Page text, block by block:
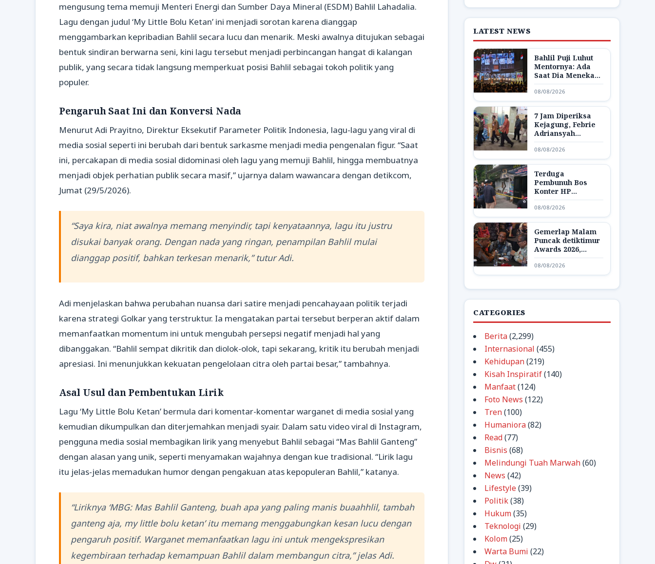
mengusung tema memuji Menteri Energi dan Sumber Daya Mineral (ESDM) Bahlil Lahadalia.
Lagu dengan judul ‘My Little Bolu Ketan’ ini menjadi sorotan karena dianggap
menggambarkan kepribadian Bahlil secara lucu dan menarik. Meski awalnya ditujukan sebagai
bentuk sindiran berwarna seni, kini lagu tersebut menjadi perbincangan hangat di kalangan
publik, yang secara tidak langsung memperkuat posisi Bahlil sebagai tokoh politik yang
populer.
Pengaruh Saat Ini dan Konversi Nada
Menurut Adi Prayitno, Direktur Eksekutif Parameter Politik Indonesia, lagu-lagu yang viral di
media sosial seperti ini berubah dari bentuk sarkasme menjadi media pengenalan figur. “Saat
ini, percakapan di media sosial didominasi oleh lagu yang memuji Bahlil, hingga membuatnya
menjadi objek perhatian publik secara masif,” ujarnya dalam wawancara dengan detikcom,
Jumat (29/5/2026).
“Saya kira, niat awalnya memang menyindir, tapi kenyataannya, lagu itu justru
disukai banyak orang. Dengan nada yang ringan, penampilan Bahlil mulai
dianggap positif, bahkan terkesan menarik,” tutur Adi.
Adi menjelaskan bahwa perubahan nuansa dari satire menjadi pencahayaan politik terjadi
karena strategi Golkar yang terstruktur. Ia mengatakan partai tersebut berperan aktif dalam
memanfaatkan momentum ini untuk mengubah persepsi negatif menjadi hal yang
dibanggakan. “Bahlil sempat dikritik dan diolok-olok, tapi sekarang, kritik itu berubah menjadi
apresiasi. Ini menunjukkan kekuatan pengelolaan citra oleh partai besar,” tambahnya.
Asal Usul dan Pembentukan Lirik
Lagu ‘My Little Bolu Ketan’ bermula dari komentar-komentar warganet di media sosial yang
kemudian dikumpulkan dan diterjemahkan menjadi syair. Dalam satu video viral di Instagram,
pengguna media sosial membagikan lirik yang menyebut Bahlil sebagai “Mas Bahlil Ganteng”
dengan alasan yang unik, seperti menyamakan wajahnya dengan kue tradisional. “Lirik lagu
itu jelas-jelas memadukan humor dengan pengakuan atas kepopuleran Bahlil,” katanya.
“Liriknya ‘MBG: Mas Bahlil Ganteng, buah apa yang paling manis buaahhlil, tambah
ganteng aja, my little bolu ketan’ itu memang menggabungkan kesan lucu dengan
pengaruh positif. Warganet memanfaatkan lagu ini untuk mengekspresikan
kegembiraan terhadap kemampuan Bahlil dalam membangun citra,” jelas Adi.
LATEST NEWS
Bahlil Puji Luhut
Mentornya: Ada
Saat Dia Menekan,
Ada Saat Dia
Sayang-sayang
Saya
08/08/2026
7 Jam Diperiksa
Kejagung, Febrie
Adriansyah
Dibawa Lagi ke
Rutan KPK
08/08/2026
Terduga
Pembunuh Bos
Konter HP
Ambarawa
Ditangkap,
Ternyata Teman
08/08/2026
Gemerlap Malam
Puncak detiktimur
Awards 2026,
Apresiasi untuk
Penggerak
Indonesia Timur
08/08/2026
CATEGORIES
Berita(2,299)
Internasional (455)
Kehidupan(219)
Kisah Inspiratif(140)
Manfaat(124)
Foto News (122)
Tren(100)
Humaniora(82)
Read(77)
Bisnis (68)
Melindungi Tuah Marwah(60)
News (42)
Lifestyle(39)
Politik(38)
Hukum(35)
Teknologi (29)
Kolom(25)
Warta Bumi (22)